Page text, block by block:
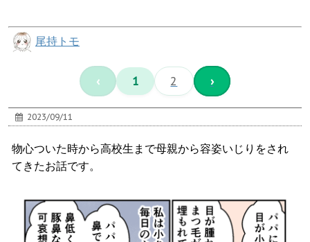
尾持トモ
‹ 1 2 ›
2023/09/11
物心ついた時から高校生まで母親から容姿いじりをされ
てきたお話です。